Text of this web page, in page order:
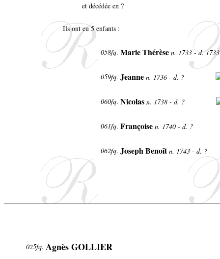
et décédée en ?
Ils ont eu 5 enfants :
058fq. Marie Thérèse n. 1733 - d.
059fq. Jeanne n. 1736 - d. ?
060fq. Nicolas n. 1738 - d. ?
061fq. Françoise n. 1740 - d. ?
062fq. Joseph Benoîtn. 1743 - d. ?
025fq. Agnès GOLLIER